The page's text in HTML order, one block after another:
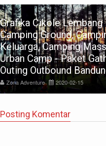
Tempat Camping
Cikole Lembang
Paket Camping
Zona Adventure 2020-02-
Posting Komentar